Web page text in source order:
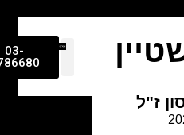
03-
9786680